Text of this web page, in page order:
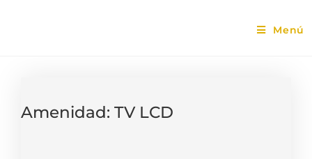
Menú
Amenidad: TV LCD